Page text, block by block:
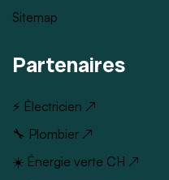
Sitemap
Partenaires
⚡ Électricien ↗
🔧 Plombier ↗
☀️ Énergie verte CH ↗